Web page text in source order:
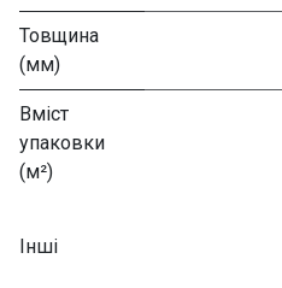
Товщина
(мм)
Вміст
упаковки
(м²)
Інші